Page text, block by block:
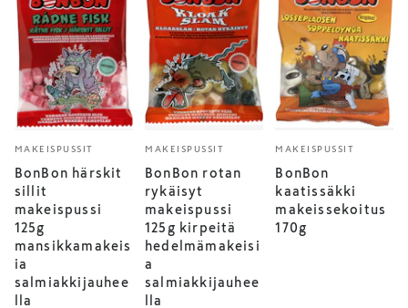
MAKEISPUSSIT
BonBon härskit
sillit
makeispussi
125g
mansikkamakeis
ia
salmiakkijauhee
lla
MAKEISPUSSIT
BonBon rotan
rykäisyt
makeispussi
125g kirpeitä
hedelmämakeisi
a
salmiakkijauhee
lla
MAKEISPUSSIT
BonBon
kaatissäkki
makeissekoitus
170g